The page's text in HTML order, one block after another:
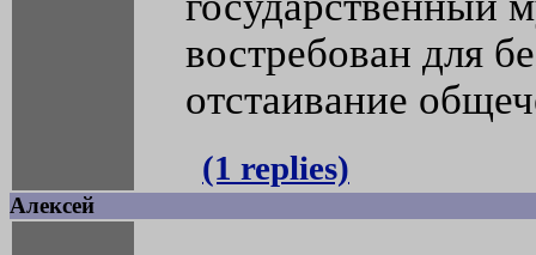
востребован для
отстаивание
(1 replies)
Алексей